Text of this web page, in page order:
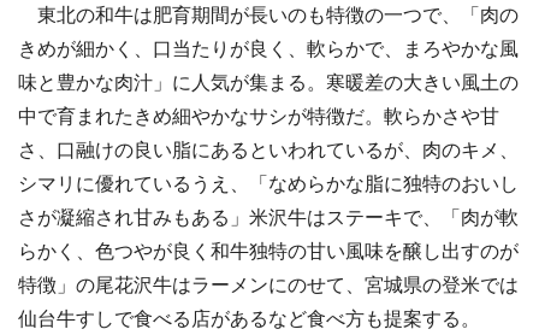
東北の和牛は肥育期間が長いのも特徴の一つで、「肉の
きめが細かく、口当たりが良く、軟らかで、まろやかな風
味と豊かな肉汁」に人気が集まる。寒暖差の大きい風土の
中で育まれたきめ細やかなサシが特徴だ。軟らかさや甘
さ、口融けの良い脂にあるといわれているが、肉のキメ、
シマリに優れているうえ、「なめらかな脂に独特のおいし
さが凝縮され甘みもある」米沢牛はステーキで、「肉が軟
らかく、色つやが良く和牛独特の甘い風味を醸し出すのが
特徴」の尾花沢牛はラーメンにのせて、宮城県の登米では
仙台牛すしで食べる店があるなど食べ方も提案する。